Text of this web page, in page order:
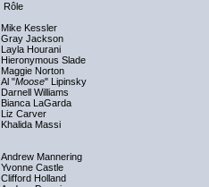
Rôle
Mike Kessler
Gray Jackson
Layla Hourani
Hieronymous Slade
Maggie Norton
Al "Moose" Lipinsky
Darnell Williams
Bianca LaGarda
Liz Carver
Khalida Massi
Andrew Mannering
Yvonne Castle
Clifford Holland